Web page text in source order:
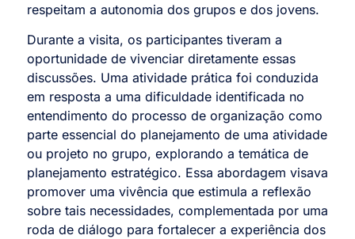
respeitam a autonomia dos grupos e dos jovens.
Durante a visita, os participantes tiveram a
oportunidade de vivenciar diretamente essas
discussões. Uma atividade prática foi conduzida
em resposta a uma dificuldade identificada no
entendimento do processo de organização como
parte essencial do planejamento de uma atividade
ou projeto no grupo, explorando a temática de
planejamento estratégico. Essa abordagem visava
promover uma vivência que estimula a reflexão
sobre tais necessidades, complementada por uma
roda de diálogo para fortalecer a experiência dos